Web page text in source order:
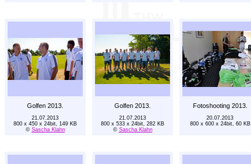
Golfen 2013. Golfen 2013. Fotoshooting 2013.
21.07.2013
800 x 450 x 24bit, 149 KB
© Sascha Klahn
21.07.2013
800 x 533 x 24bit, 282 KB
© Sascha Klahn
20.07.2013
800 x 600 x 24bit, 60 KB